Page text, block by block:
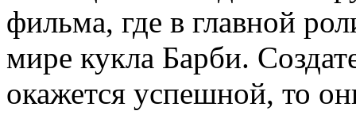
фильма, где в главной
мире кукла Барби.
окажется успешной, то